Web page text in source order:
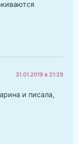
31.01.2019 в 21:29
и писала,